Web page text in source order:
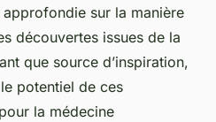
sur la manière
découvertes issues de la
que source d’inspiration,
potentiel de ces
la médecine